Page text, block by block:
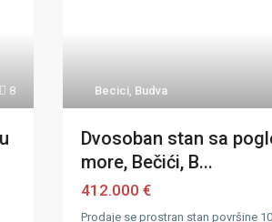
8 Becici, Budva
Dvosoban stan sa
more, Bečići, B...
412.000 €
Prodaje se prostran stan površine